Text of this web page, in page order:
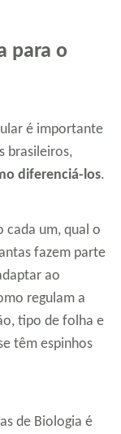
para o
é importante
brasileiros,
diferenciá-los.
cada um, qual o
fazem parte
ao
regulam a
tipo de folha e
têm espinhos
de Biologia é